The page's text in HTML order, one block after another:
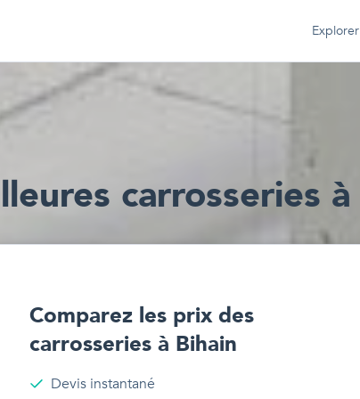
Explorer
es carrosseries à
Comparez les prix des
carrosseries à Bihain
Devis instantané